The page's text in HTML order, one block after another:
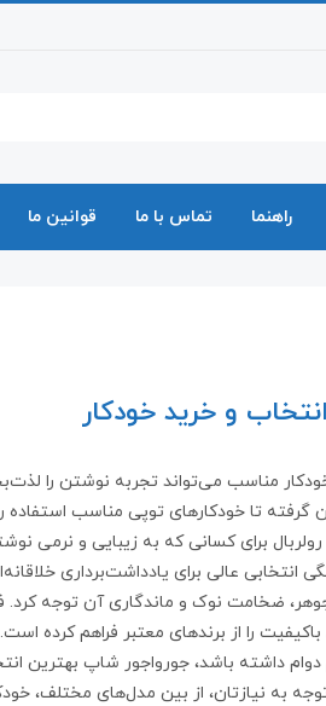
راهنما تماس با ما قوانین ما
و خرید خودکار
مناسب می‌تواند تجربه نوشتن را
گرفته تا خودکارهای توپی مناسب
رولربال برای کسانی که به زیبایی و
انتخابی عالی برای یادداشت‌برداری
ضخامت نوک و ماندگاری آن توجه
باکیفیت را از برندهای معتبر فراهم کرده
داشته باشد، جورواجور شاپ بهترین
به نیازتان، از بین مدل‌های مختلف،